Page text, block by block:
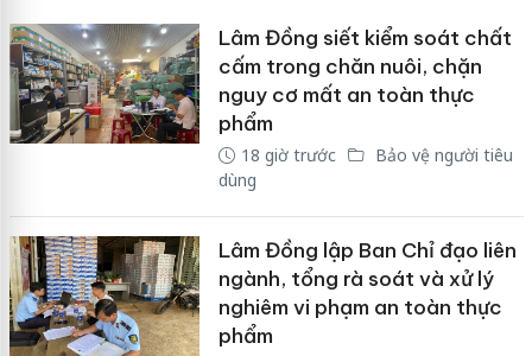
Lâm Đồng siết kiểm soát chất
cấm trong chăn nuôi, chặn
nguy cơ mất an toàn thực
phẩm
18 giờ trước
Bảo vệ người tiêu
dùng
Lâm Đồng lập Ban Chỉ đạo liên
ngành, tổng rà soát và xử lý
nghiêm vi phạm an toàn thực
phẩm